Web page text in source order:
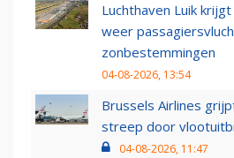
Luchthaven Luik
weer
zonbestemmingen
04-08-2026, 13:54
Brussels Airlines
streep door
04-08-2026, 11:47